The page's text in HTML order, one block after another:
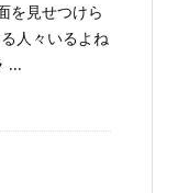
を見せつけら
人々いるよね
...